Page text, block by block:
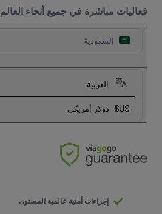
فعاليات مباشرة في جميع أنحاء العالم
السعودية
العربية
US$ دولار أمريكي
إجراءات أمنية عالمية المستوى